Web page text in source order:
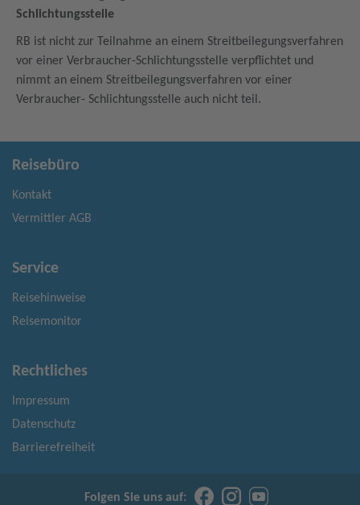
Schlichtungsstelle
RB ist nicht zur Teilnahme an einem Streitbeilegungsverfahren
vor einer Verbraucher-Schlichtungsstelle verpflichtet und
nimmt an einem Streitbeilegungsverfahren vor einer
Verbraucher- Schlichtungsstelle auch nicht teil.
Reisebüro
Kontakt
Vermittler AGB
Service
Reisehinweise
Reisemonitor
Rechtliches
Impressum
Datenschutz
Barrierefreiheit
Folgen Sie uns auf: